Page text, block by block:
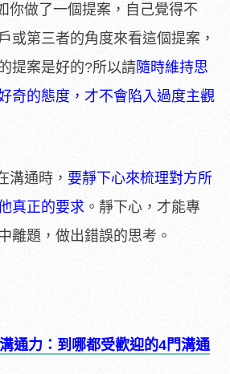
你做了一個提案，自己覺得不
或第三者的角度來看這個提案，
提案是好的?所以請隨時維持思
奇的態度，才不會陷入過度主觀
溝通時， 要靜下心來梳理對方所
真正的要求 。靜下心，才能專
離題，做出錯誤的思考。
溝通力：到哪都受歡迎的4門溝通